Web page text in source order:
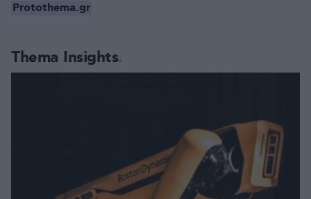
Thema Insights
Protothema.gr